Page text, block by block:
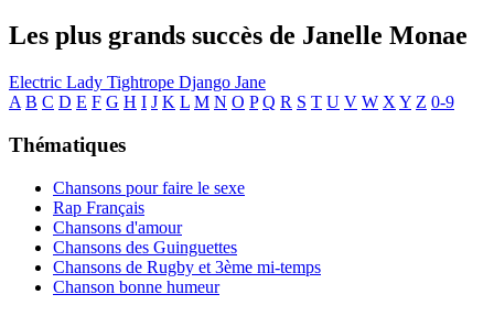
Les plus grands succès de Janelle Monae
Electric Lady Tightrope Django Jane
A B C D E F G H I J K L M N O P Q R S T U V W X Y Z 0-9
Thématiques
Chansons pour faire le sexe
Rap Français
Chansons d'amour
Chansons des Guinguettes
Chansons de Rugby et 3ème mi-temps
Chanson bonne humeur